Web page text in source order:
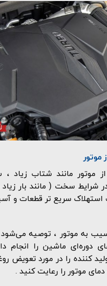
موتور
موتور مانند شتاب زیاد ،
شرایط سخت ( مانند بار
استهلاک سریع تر قطعات و
به موتور ، توصیه
دوره‌ای ماشین را انجام
کننده را در مورد تعویض
موتور را رعایت کنید .